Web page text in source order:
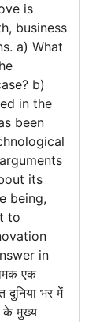
is
business
a) What
b)
in the
been
its
being,
to
in
एक
दुनिया भर में
के मुख्य